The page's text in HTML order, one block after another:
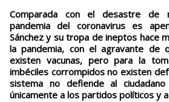
Comparada con el desastre de
pandemia del coronavirus es
Sánchez y su tropa de ineptos hace
la pandemia, con el agravante de
existen vacunas, pero para la
imbéciles corrompidos no existen
sistema no defiende al
únicamente a los partidos políticos y